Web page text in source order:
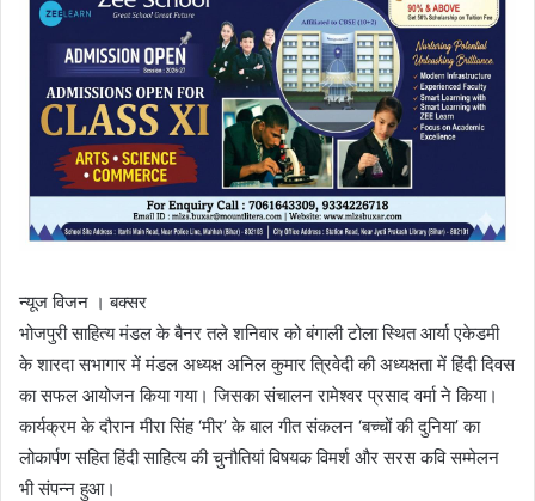
न्यूज विजन । बक्सर
भोजपुरी साहित्य मंडल के बैनर तले शनिवार को बंगाली टोला स्थित आर्या एकेडमी
के शारदा सभागार में मंडल अध्यक्ष अनिल कुमार त्रिवेदी की अध्यक्षता में हिंदी दिवस
का सफल आयोजन किया गया। जिसका संचालन रामेश्वर प्रसाद वर्मा ने किया।
कार्यक्रम के दौरान मीरा सिंह ‘मीर’ के बाल गीत संकलन ‘बच्चों की दुनिया’ का
लोकार्पण सहित हिंदी साहित्य की चुनौतियां विषयक विमर्श और सरस कवि सम्मेलन
भी संपन्न हुआ।